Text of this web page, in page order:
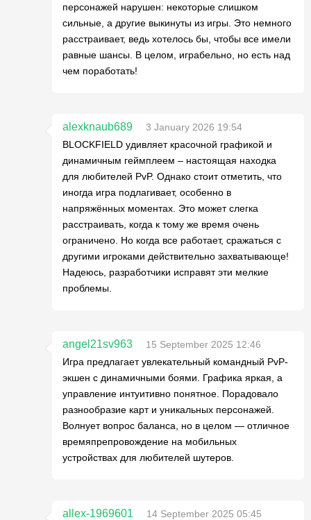
персонажей нарушен: некоторые слишком
сильные, а другие выкинуты из игры. Это немного
расстраивает, ведь хотелось бы, чтобы все имели
равные шансы. В целом, играбельно, но есть над
чем поработать!
alexknaub689
3 January 2026 19:54
BLOCKFIELD удивляет красочной графикой и
динамичным геймплеем – настоящая находка
для любителей PvP. Однако стоит отметить, что
иногда игра подлагивает, особенно в
напряжённых моментах. Это может слегка
расстраивать, когда к тому же время очень
ограничено. Но когда все работает, сражаться с
другими игроками действительно захватывающе!
Надеюсь, разработчики исправят эти мелкие
проблемы.
angel21sv963
15 September 2025 12:46
Игра предлагает увлекательный командный PvP-
экшен с динамичными боями. Графика яркая, а
управление интуитивно понятное. Порадовало
разнообразие карт и уникальных персонажей.
Волнует вопрос баланса, но в целом — отличное
времяпрепровождение на мобильных
устройствах для любителей шутеров.
allex-1969601
14 September 2025 05:45